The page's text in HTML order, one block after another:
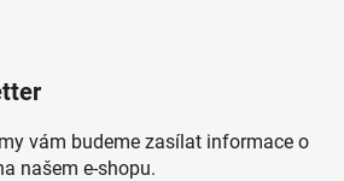
vám budeme zasílat informace o
našem e-shopu.